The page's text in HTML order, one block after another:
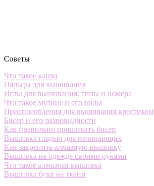
Советы
Что такое канва
Пяльцы для вышивания
Иглы для вышивания: типы и номера
Что такое мулине и его виды
Приспособления для вышивания крестиком
Бисер и его разновидности
Как правильно пришивать бисер
Вышивка гладью для начинающих
Как закрепить алмазную вышивку
Вышивка на одежде своими руками
Что такое алмазная вышивка
Вышивка букв на ткани